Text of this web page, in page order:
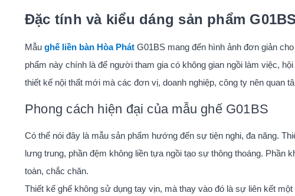
Đặc tính và kiểu dáng sản phẩm G01BS
Mẫu ghế liền bàn Hòa Phát G01BS mang đến hình ảnh đơn giản
phẩm này chính là để người tham gia có không gian ngồi làm việc,
thiết kế nội thất mới mà các đơn vị, doanh nghiệp, công ty nên quan
Phong cách hiện đại của mẫu ghế G01BS
Có thể nói đây là mẫu sản phẩm hướng đến sự tiện nghi, đa năng.
lưng trung, phần đệm không liền tựa ngồi tạo sự thông thoáng. Phần
toàn, chắc chăn.
Thiết kế ghế không sử dụng tay vịn, mà thay vào đó là sự liên kết